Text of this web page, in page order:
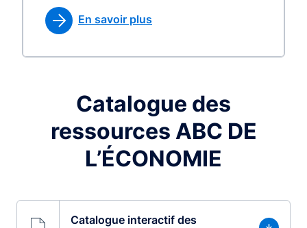
En savoir plus
Catalogue des
ressources ABC DE
L’ÉCONOMIE
Catalogue interactif des